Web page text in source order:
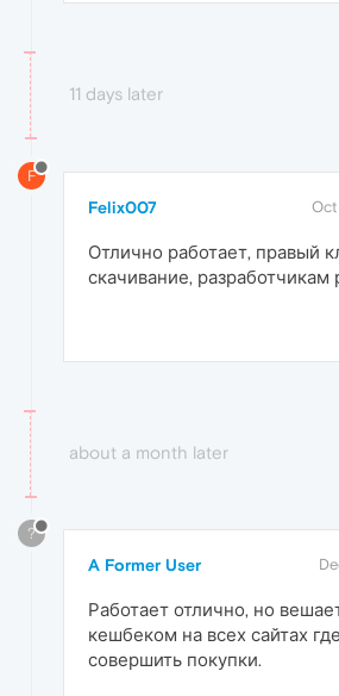
11 days later
F
Felix007
Отлично работает, правый
скачивание, разработчикам
about a month later
?
A Former User
Работает отлично, но
кешбеком на всех сайтах
совершить покупки.